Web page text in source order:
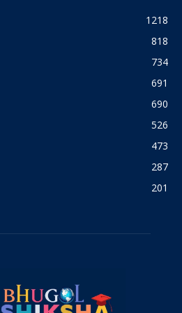
1218
818
734
691
690
526
473
287
201